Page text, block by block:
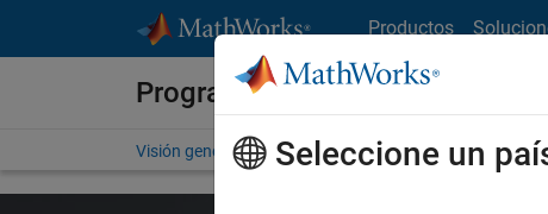
Productos
Programas para estudiantes
Visión general Competiciones y hackatóns
Seleccione un